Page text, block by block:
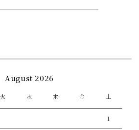
August 2026
火 水 木 金 土
1